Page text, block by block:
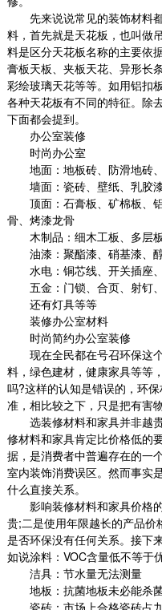
先来说说常见的装饰材料
料，首先就是天花板，也叫做
料是区分天花板名称的主要依
膏板天板、夹板天花、异形长
彩绘玻璃天花等等。如用铝扣
各种天花板有不同的特征。除
下面都会提到。
办公室装修
时尚办公室
地面：地板砖、防滑地砖
墙面：瓷砖、壁纸、乳胶
顶面：石膏板、矿棉板、
骨、烤漆龙骨
木制品：细木工板、多层
油漆：聚酯漆、硝基漆、
水电：铜芯线、开关插座、
五金：门锁、合页、射钉
还有灯具等等
装修办公室材料
时尚简约办公室装修
现在全民都在号召环保这
料，绿色建材，健康家具等等
吗?这样的认知是错误的，环
准，相比较之下，只是把有害
选装修材料和家具并非越
修材料和家具肯定比价格低的
据，是消费者中普遍存在的一
室内装饰消费误区。然而事实
什么直接关系。
影响装修材料和家具价格
贵;二是使用年限越长的产品
是否环保没有任何关系。接下
如说涂料： VOC含量低不等于
洁具：节水量无法测量
地板：抗菌地板未必能杀
瓷砖：市场上合格瓷砖占